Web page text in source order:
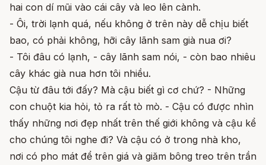
hai con dí mũi vào cái cây và leo lên cành.
- Ôi, trời lạnh quá, nếu không ở trên này dễ chịu biết
bao, có phải không, hỡi cây lãnh sam già nua ơi?
- Tôi đâu có lạnh, - cây lãnh sam nói, - còn bao nhiêu
cây khác già nua hơn tôi nhiều.
Cậu từ đâu tới đấy? Mà cậu biết gì cơ chứ? - Những
con chuột kia hỏi, tỏ ra rất tò mò. - Cậu có được nhìn
thấy những nơi đẹp nhất trên thế giới không và cậu kể
cho chúng tôi nghe đi? Và cậu có ở trong nhà kho,
nơi có pho mát để trên giá và giăm bông treo trên trần